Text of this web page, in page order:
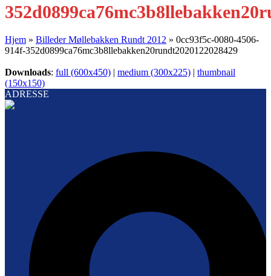
Hjem » Billeder Møllebakken Rundt 2012 » 0cc93f5c-0080-4506-
914f-352d0899ca76mc3b8llebakken20rundt2020122028429
Downloads: full (600x450) | medium (300x225) | thumbnail
(150x150)
ADRESSE